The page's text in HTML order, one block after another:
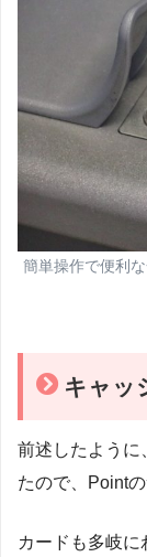
簡単操作で便利
キャッ
前述したように
たので、Point
カードも多岐